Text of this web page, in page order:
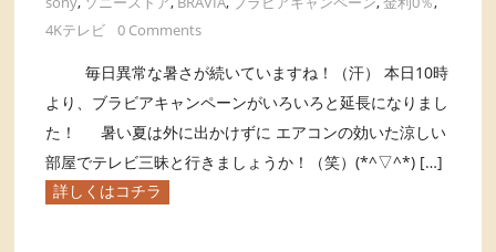
4Kテレビ
0 Comments
毎日異常な暑さが続いていますね！（汗） 本日10時
より、ブラビアキャンペーンがいろいろと延長になりまし
た！ 暑い夏は外に出かけずに エアコンの効いた涼しい
部屋でテレビ三昧と行きましょうか！（笑）(*^▽^*) […]
詳しくはコチラ